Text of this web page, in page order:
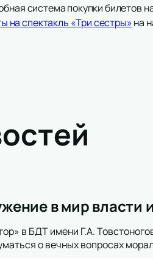
система покупки билетов
на спектакль «Три сестры»на
в мир власти
в БДТ имени Г.А.
о вечных вопросах